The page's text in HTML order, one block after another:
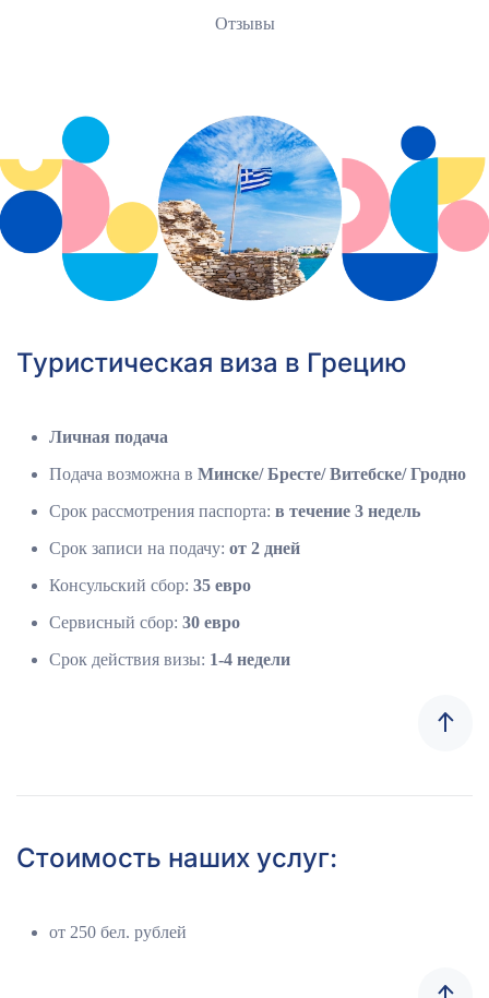
Отзывы
Туристическая виза в Грецию
Личная подача
Подача возможна в Минске/ Бресте/ Витебске/ Гродно
Срок рассмотрения паспорта: в течение 3 недель
Срок записи на подачу: от 2 дней
Консульский сбор: 35 евро
Сервисный сбор: 30 евро
Срок действия визы: 1-4 недели
Стоимость наших услуг:
от 250 бел. рублей